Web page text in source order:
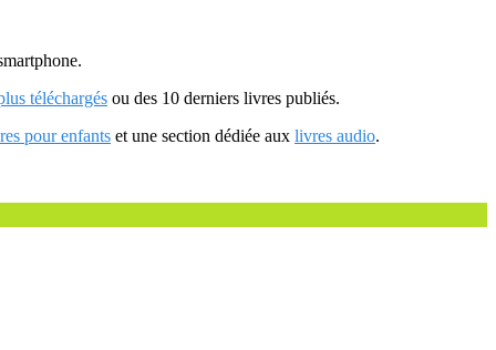
téléchargés ou des 10 derniers livres publiés.
pour enfants et une section dédiée aux livres audio.